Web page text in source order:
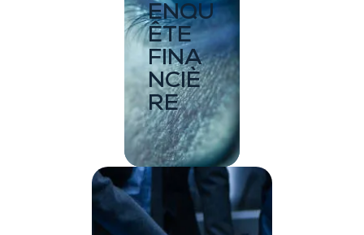
ENQU
ÊTE
FINA
NCIÈ
RE